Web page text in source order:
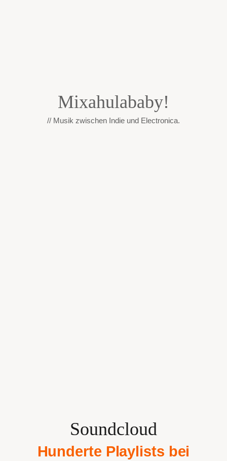
Mixahulababy!
// Musik zwischen Indie und Electronica.
Soundcloud
Hunderte Playlists bei